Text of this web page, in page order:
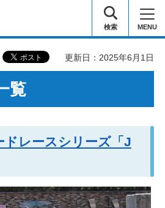
検索 MENU
更新日：2025年6月1日
覧
ドレースシリーズ「J